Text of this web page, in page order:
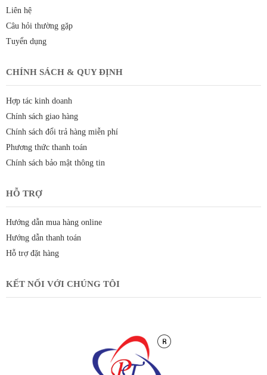
Liên hệ
Câu hỏi thường gặp
Tuyển dụng
CHÍNH SÁCH & QUY ĐỊNH
Hợp tác kinh doanh
Chính sách giao hàng
Chính sách đổi trả hàng miễn phí
Phương thức thanh toán
Chính sách bảo mật thông tin
HỖ TRỢ
Hướng dẫn mua hàng online
Hướng dẫn thanh toán
Hỗ trợ đặt hàng
KẾT NỐI VỚI CHÚNG TÔI